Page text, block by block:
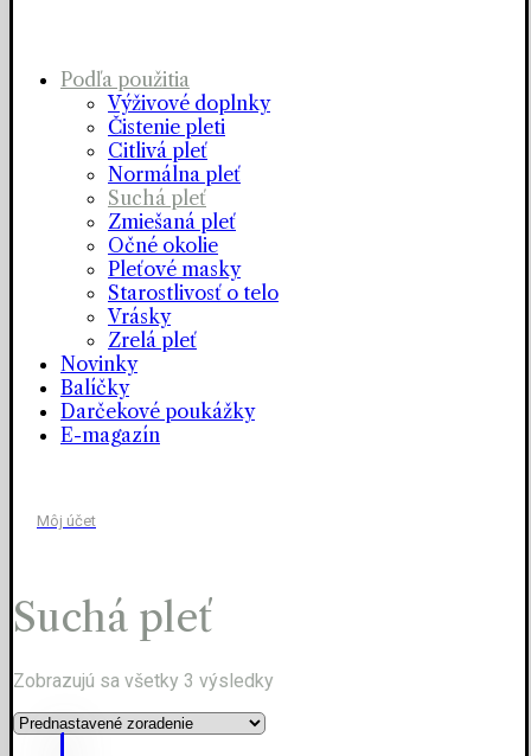
Podľa použitia
Výživové doplnky
Čistenie pleti
Citlivá pleť
Normálna pleť
Suchá pleť
Zmiešaná pleť
Očné okolie
Pleťové masky
Starostlivosť o telo
Vrásky
Zrelá pleť
Novinky
Balíčky
Darčekové poukážky
E-magazín
Môj účet
Suchá pleť
Zobrazujú sa všetky 3 výsledky